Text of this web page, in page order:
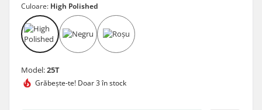
Culoare: High Polished
Model:25T
Grăbește-te! Doar 3 în stock